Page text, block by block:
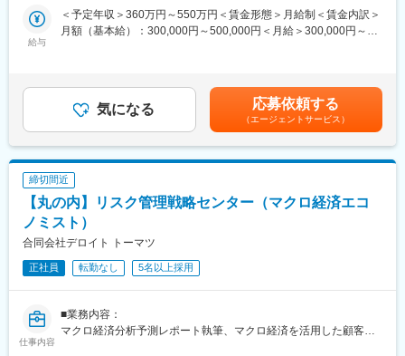
■組織構成：
■キャリアパス：
アナリストとしての採用の場合、総合職ですが他ポジションへの
異動の可能性はかなり少ないです。アナリストとして長期的なキ
■働き方：
水曜日・金曜日のノー残業デー等、就業時間の中で最大限のパフ
ォーマンスを出すこと徹底している社風の為、実質他の曜日につ
いても、時期的な繁忙期を除いて、残業は少なくかなり働きやす
い環境であると言えます。
■投資情報本部について：
諸表分析などの机上の作業に止まらず、企業訪問等による経営者
への直接取材、あるいは工場見学による製造工程の調査等を通じ
給与
＜予定年収＞360万円～550万円＜賃金形態＞月給制＜賃金内訳＞
月額（基本給）：300,000円～500,000円＜月給＞300,000円～
づく賞与を年2回支給。賃金はあくまでも目安の金額であり、選考
を通じて上下する可能性があります。月給(月額)は固定手当を含め
た表記です。
気になる 応募依頼する
（エージェントサービス）
締切間近
【丸の内】リスク管理戦略センター（マクロ経済エコ
ノミスト）
合同会社デロイト トーマツ
正社員 転勤なし 5名以上採用
仕事内容
■業務内容：
マクロ経済分析予測レポート執筆、マクロ経済を活用した顧客ビ